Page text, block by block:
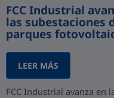
FCC Industrial
las subestaciones
parques
LEER MÁS
FCC Industrial avanza en